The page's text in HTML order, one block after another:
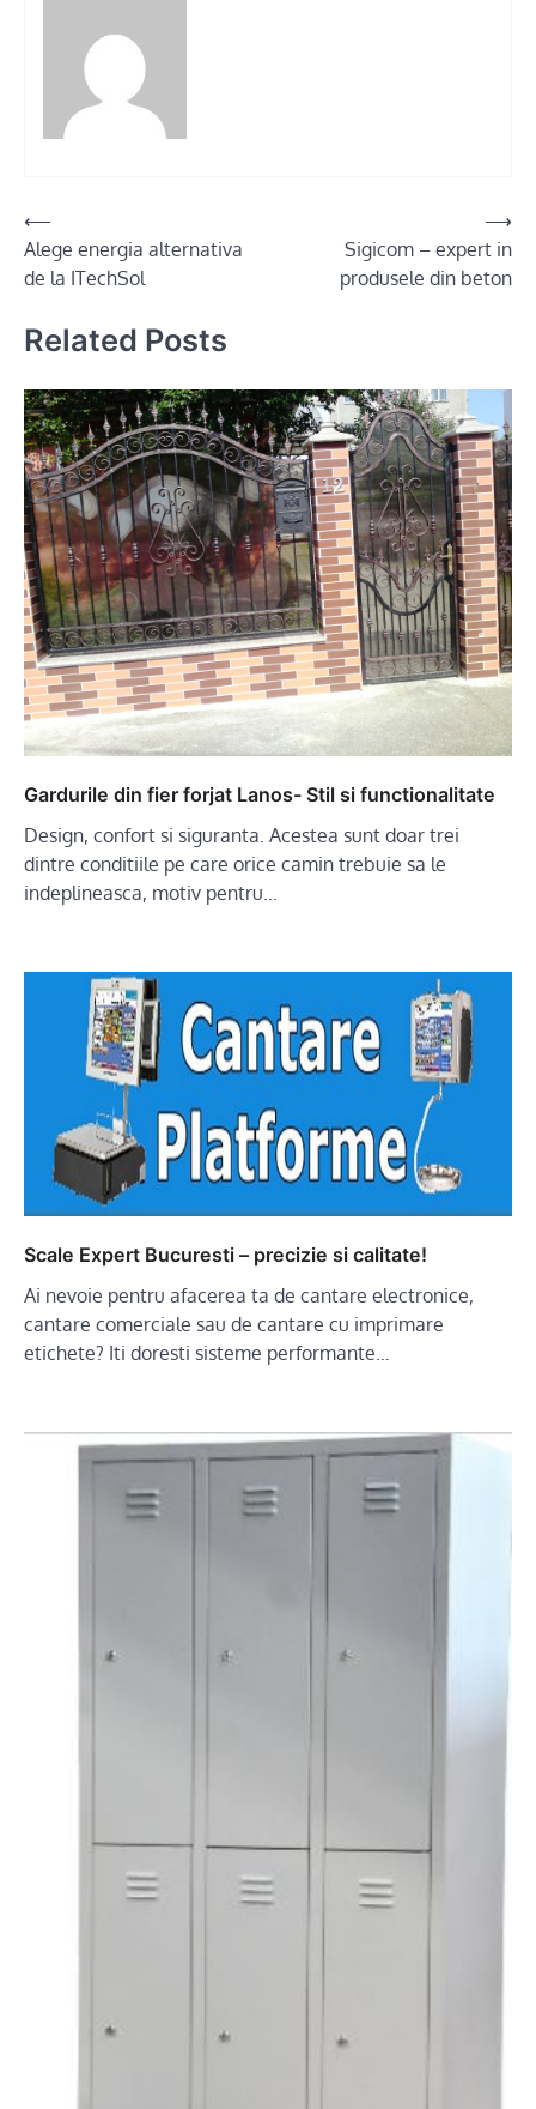
Post
navigation
⟵
Alege energia alternativa
de la ITechSol
Sigicom – expert in
produsele din beton
⟶
Related Posts
Gardurile din fier forjat Lanos- Stil si functionalitate
Design, confort si siguranta. Acestea sunt doar trei
dintre conditiile pe care orice camin trebuie sa le
indeplineasca, motiv pentru…
Scale Expert Bucuresti – precizie si calitate!
Ai nevoie pentru afacerea ta de cantare electronice,
cantare comerciale sau de cantare cu imprimare
etichete? Iti doresti sisteme performante…